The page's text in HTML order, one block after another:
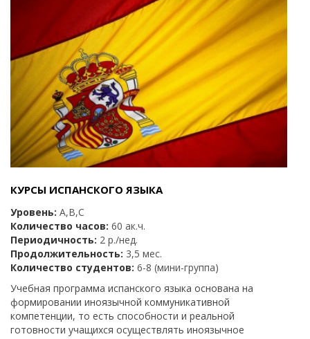
КУРСЫ ИСПАНСКОГО ЯЗЫКА
Уровень: А,B,C
Количество часов: 60 ак.ч.
Периодичность: 2 р./нед.
Продолжительность: 3,5 мес.
Количество студентов: 6-8 (мини-группа)
Учебная программа испанского языка основана на
формировании иноязычной коммуникативной
компетенции, то есть способности и реальной
готовности учащихся осуществлять иноязычное